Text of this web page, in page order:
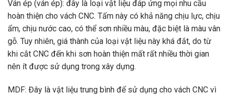
Ván ép (ván ép): đây là loại vật liệu đáp ứng mọi nhu cầu
hoàn thiện cho vách CNC. Tấm này có khả năng chịu lực, chịu
ẩm, chịu nước cao, có thể sơn nhiều màu, đặc biệt là màu vân
gỗ. Tuy nhiên, giá thành của loại vật liệu này khá đắt, do từ
khi cắt CNC đến khi sơn hoàn thiện mất rất nhiều thời gian
nên ít được sử dụng trong xây dựng.
MDF: Đây là vật liệu trung bình để sử dụng cho vách CNC vì